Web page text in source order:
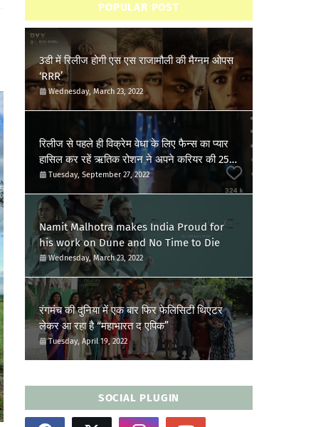
POPULAR POST
3डी में रिलीज होगी एस एस राजामौली की मैग्नम ओपस
‘RRR’
Wednesday, March 23, 2022
रिलीज से पहले ही विक्रेम वेधा के लिए फैन्स का प्यार
हासिल कर रहें ऋतिक रोशन ने अपने करियर की 25वीं
फिल्म की खुशी की जाहिर, शेयर किया पोस्ट
Tuesday, September 27, 2022
Namit Malhotra makes India Proud for
his work on Dune and No Time to Die
Wednesday, March 23, 2022
रंगमंच की दुनिया में एक बार फिर फेलिसिटी थिएटर
लेकर आ रहा है “महाभारत द एपिक”
Tuesday, April 19, 2022
SOCIAL PLUGIN